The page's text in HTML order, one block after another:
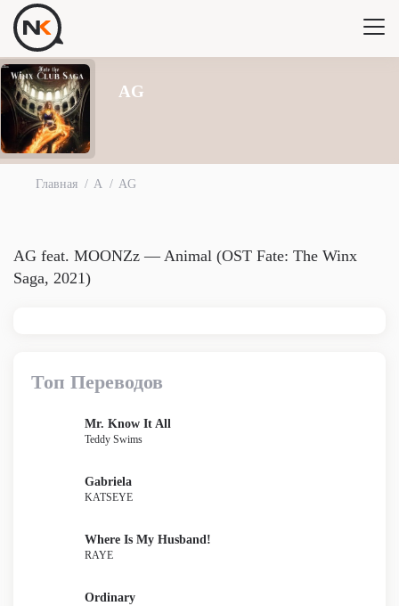
AG
Главная A AG
AG feat. MOONZz — Animal (OST Fate: The Winx
Saga, 2021)
Топ Переводов
Mr. Know It All
Teddy Swims
Gabriela
KATSEYE
Where Is My Husband!
RAYE
Ordinary